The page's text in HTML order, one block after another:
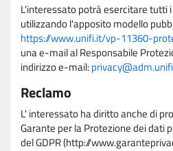
L'interessato potrà esercitare tutti
utilizzando l'apposito modello
https://www.unifi.it/vp-11360-
una e-mail al Responsabile
indirizzo e-mail:
Reclamo
L' interessato ha diritto anche di
Garante per la Protezione dei dati
del GDPR (http://